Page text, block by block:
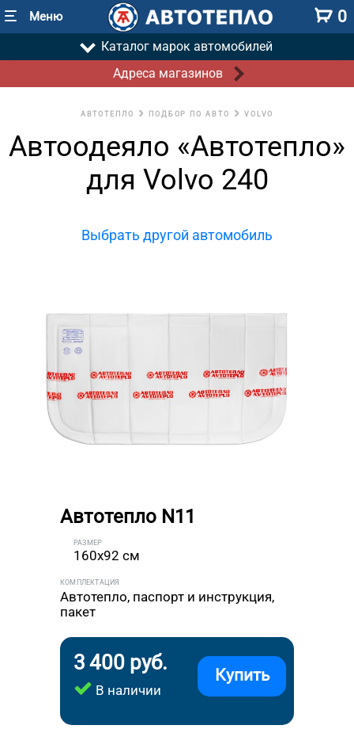
Меню 0
Каталог марок автомобилей
Адреса магазинов
АВТОТЕПЛО ПОДБОР ПО АВТО VOLVO
Автоодеяло «Автотепло»
для Volvo 240
Выбрать другой автомобиль
Автотепло N11
РАЗМЕР
160x92 см
КОМПЛЕКТАЦИЯ
Автотепло, паспорт и инструкция,
пакет
3 400 руб.
В наличии
Купить